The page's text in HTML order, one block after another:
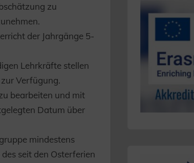
zu
der Jahrgänge 5-
Lehrkräfte stellen
Verfügung.
bearbeiten und mit
Datum über
mindestens
seit den Osterferien